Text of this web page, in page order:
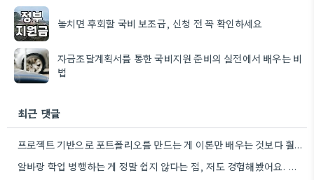
놓치면 후회할 국비 보조금, 신청 전 꼭 확인하세요
자금조달계획서를 통한 국비지원 준비의 실전에서 배우는 비
법
최근 댓글
프로젝트 기반으로 포트폴리오를 만드는 게 이론만 배우는 것보다 훨씬 도움이 될 것 같아요. 제가 웹…
알바랑 학업 병행하는 게 정말 쉽지 않다는 점, 저도 경험해봤어요. 시간 관리를 잘 해야 할…